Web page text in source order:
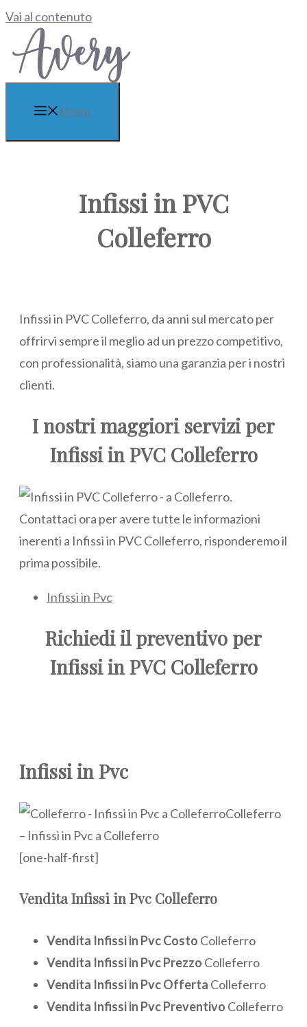
Vai al contenuto
Menu
Infissi in PVC
Colleferro
Infissi in PVC Colleferro, da anni sul mercato per
offrirvi sempre il meglio ad un prezzo competitivo,
con professionalità, siamo una garanzia per i nostri
clienti.
I nostri maggiori servizi per
Infissi in PVC Colleferro
Infissi in Pvc
Richiedi il preventivo per
Infissi in PVC Colleferro
Infissi in Pvc
Colleferro
– Infissi in Pvc a Colleferro
[one-half-first]
VenditaInfissi in Pvc Colleferro
Vendita Infissi in Pvc Costo Colleferro
Vendita Infissi in Pvc Prezzo Colleferro
Vendita Infissi in Pvc Offerta Colleferro
Vendita Infissi in Pvc Preventivo Colleferro